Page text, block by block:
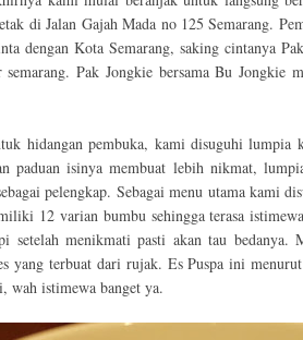
di Jalan Gajah Mada no 125 Semarang.
dengan Kota Semarang, saking cintanya
Pak Jongkie bersama Bu Jongkie
hidangan pembuka, kami disuguhi lumpia
paduan isinya membuat lebih nikmat,
pelengkap. Sebagai menu utama kami
12 varian bumbu sehingga terasa
setelah menikmati pasti akan tau
yang terbuat dari rujak. Es Puspa ini
wah istimewa banget ya.